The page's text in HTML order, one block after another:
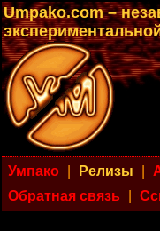
Umpako.com –
Умпако Релизы
Обратная связь